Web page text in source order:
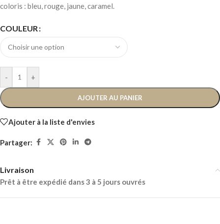
coloris : bleu, rouge, jaune, caramel.
COULEUR
- +
AJOUTER AU PANIER
Ajouter à la liste d'envies
Partager:
Livraison
Prêt à être expédié dans 3 à 5 jours ouvrés